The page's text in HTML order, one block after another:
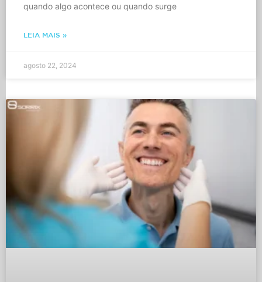
quando algo acontece ou quando surge
LEIA MAIS »
agosto 22, 2024